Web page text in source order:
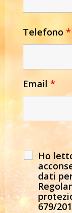
Telefono *
Email *
Ho
dati
679/